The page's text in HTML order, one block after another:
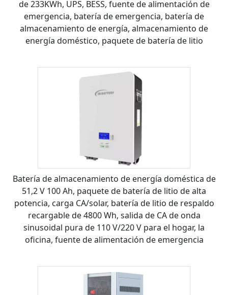
de 233KWh, UPS, BESS, fuente de alimentación de
emergencia, batería de emergencia, batería de
almacenamiento de energía, almacenamiento de
energía doméstico, paquete de batería de litio
Batería de almacenamiento de energía doméstica de
51,2 V 100 Ah, paquete de batería de litio de alta
potencia, carga CA/solar, batería de litio de respaldo
recargable de 4800 Wh, salida de CA de onda
sinusoidal pura de 110 V/220 V para el hogar, la
oficina, fuente de alimentación de emergencia